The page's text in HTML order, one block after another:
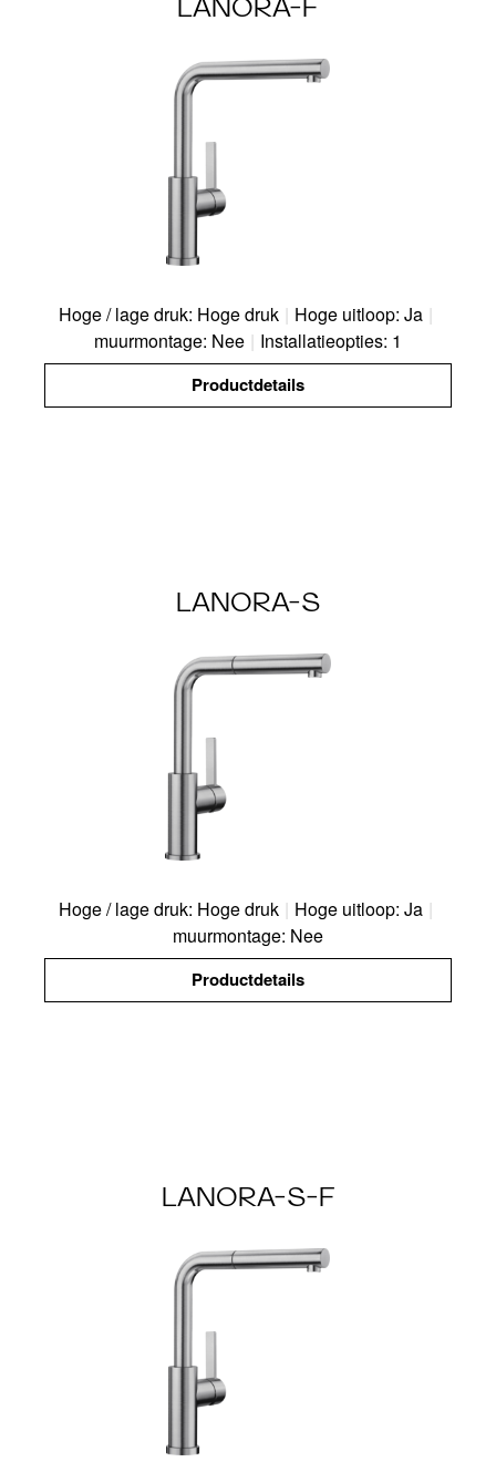
LANORA-F
Hoge / lage druk: Hoge druk | Hoge uitloop: Ja |
muurmontage: Nee | Installatieopties: 1
Productdetails
LANORA-S
Hoge / lage druk: Hoge druk | Hoge uitloop: Ja |
muurmontage: Nee
Productdetails
LANORA-S-F